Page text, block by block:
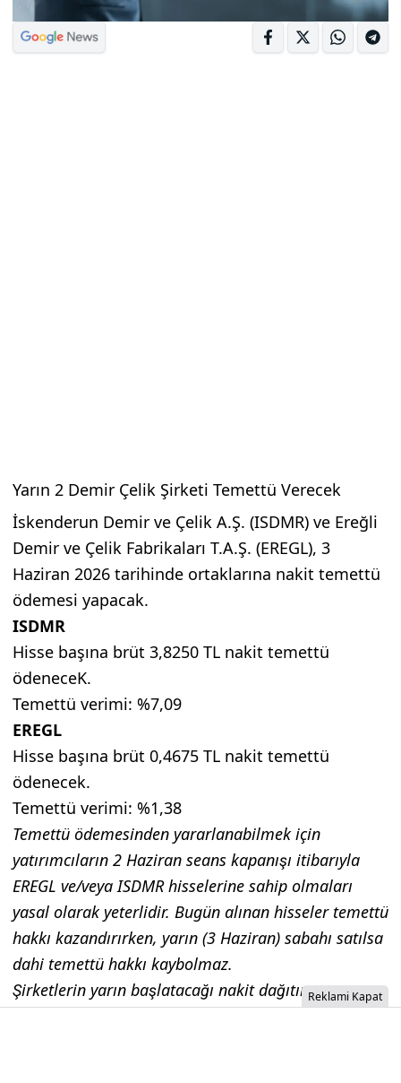
Yarın 2 Demir Çelik Şirketi Temettü Verecek
İskenderun Demir ve Çelik A.Ş. (ISDMR) ve Ereğli
Demir ve Çelik Fabrikaları T.A.Ş. (EREGL), 3
Haziran 2026 tarihinde ortaklarına nakit temettü
ödemesi yapacak.
ISDMR
Hisse başına brüt 3,8250 TL nakit temettü
ödeneceK.
Temettü verimi: %7,09
EREGL
Hisse başına brüt 0,4675 TL nakit temettü
ödenecek.
Temettü verimi: %1,38
Temettü ödemesinden yararlanabilmek için
yatırımcıların 2 Haziran seans kapanışı itibarıyla
EREGL ve/veya ISDMR hisselerine sahip olmaları
yasal olarak yeterlidir. Bugün alınan hisseler temettü
hakkı kazandırırken, yarın (3 Haziran) sabahı satılsa
dahi temettü hakkı kaybolmaz.
Şirketlerin yarın başlatacağı nakit dağıtımı,Reklami Kapat